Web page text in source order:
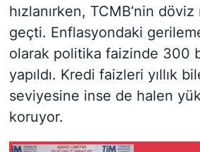
hızlanırken, TCMB’nin
geçti. Enflasyondaki
olarak politika faizinde 300
yapıldı. Kredi faizleri yıllık
seviyesine inse de halen
koruyor.